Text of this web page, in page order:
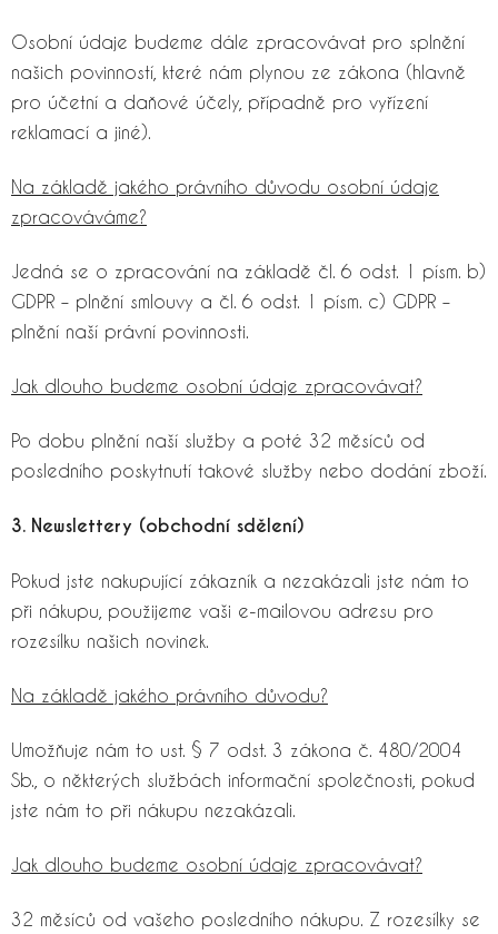
Osobní údaje budeme dále zpracovávat pro splnění
našich povinností, které nám plynou ze zákona (hlavně
pro účetní a daňové účely, případně pro vyřízení
reklamací a jiné).
Na základě jakého právního důvodu osobní údaje
zpracováváme?
Jedná se o zpracování na základě čl. 6 odst. 1 písm. b)
GDPR – plnění smlouvy a čl. 6 odst. 1 písm. c) GDPR –
plnění naší právní povinnosti.
Jak dlouho budeme osobní údaje zpracovávat?
Po dobu plnění naší služby a poté 32 měsíců od
posledního poskytnutí takové služby nebo dodání zboží.
3. Newslettery (obchodní sdělení)
Pokud jste nakupující zákazník a nezakázali jste nám to
při nákupu, použijeme vaši e-mailovou adresu pro
rozesílku našich novinek.
Na základě jakého právního důvodu?
Umožňuje nám to ust. § 7 odst. 3 zákona č. 480/2004
Sb., o některých službách informační společnosti, pokud
jste nám to při nákupu nezakázali.
Jak dlouho budeme osobní údaje zpracovávat?
32 měsíců od vašeho posledního nákupu. Z rozesílky se